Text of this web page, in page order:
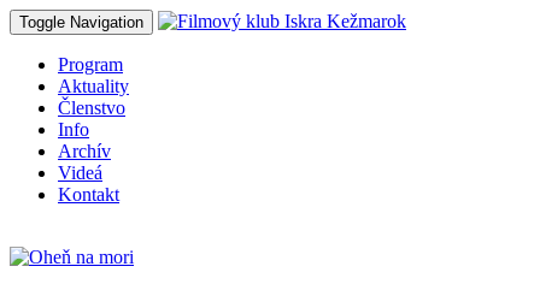
Toggle Navigation
Program
Aktuality
Členstvo
Info
Archív
Videá
Kontakt